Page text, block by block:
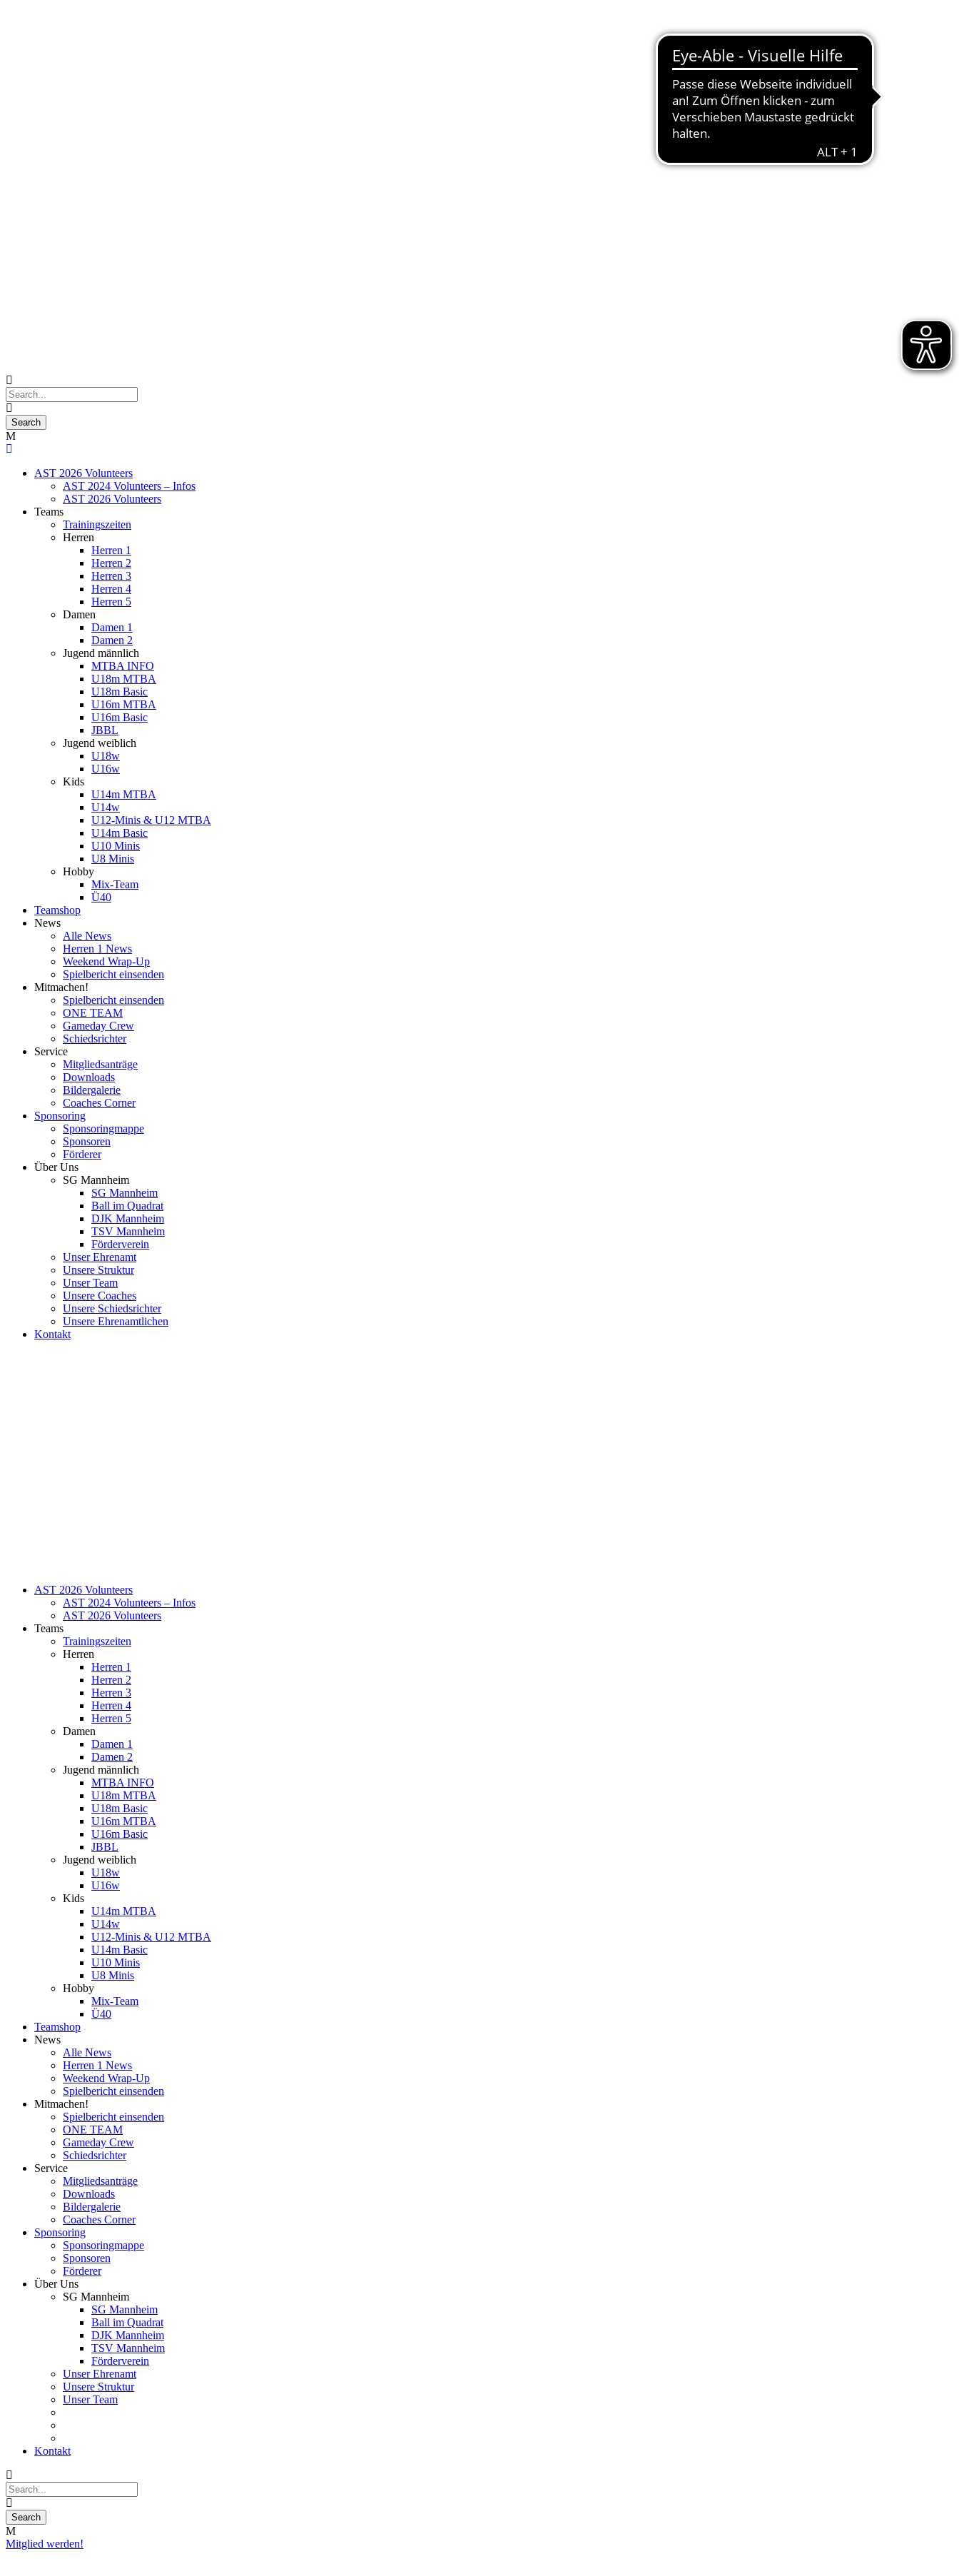
AST 2026 Volunteers
AST 2024 Volunteers – Infos
AST 2026 Volunteers
Teams
Trainingszeiten
Herren
Herren 1
Herren 2
Herren 3
Herren 4
Herren 5
Damen
Damen 1
Damen 2
Jugend männlich
MTBA INFO
U18m MTBA
U18m Basic
U16m MTBA
U16m Basic
JBBL
Jugend weiblich
U18w
U16w
Kids
U14m MTBA
U14w
U12-Minis & U12 MTBA
U14m Basic
U10 Minis
U8 Minis
Hobby
Mix-Team
Ü40
Teamshop
News
Alle News
Herren 1 News
Weekend Wrap-Up
Spielbericht einsenden
Mitmachen!
Spielbericht einsenden
ONE TEAM
Gameday Crew
Schiedsrichter
Service
Mitgliedsanträge
Downloads
Bildergalerie
Coaches Corner
Sponsoring
Sponsoringmappe
Sponsoren
Förderer
Über Uns
SG Mannheim
SG Mannheim
Ball im Quadrat
DJK Mannheim
TSV Mannheim
Förderverein
Unser Ehrenamt
Unsere Struktur
Unser Team
Unsere Coaches
Unsere Schiedsrichter
Unsere Ehrenamtlichen
Kontakt
AST 2026 Volunteers
AST 2024 Volunteers – Infos
AST 2026 Volunteers
Teams
Trainingszeiten
Herren
Herren 1
Herren 2
Herren 3
Herren 4
Herren 5
Damen
Damen 1
Damen 2
Jugend männlich
MTBA INFO
U18m MTBA
U18m Basic
U16m MTBA
U16m Basic
JBBL
Jugend weiblich
U18w
U16w
Kids
U14m MTBA
U14w
U12-Minis & U12 MTBA
U14m Basic
U10 Minis
U8 Minis
Hobby
Mix-Team
Ü40
Teamshop
News
Alle News
Herren 1 News
Weekend Wrap-Up
Spielbericht einsenden
Mitmachen!
Spielbericht einsenden
ONE TEAM
Gameday Crew
Schiedsrichter
Service
Mitgliedsanträge
Downloads
Bildergalerie
Coaches Corner
Sponsoring
Sponsoringmappe
Sponsoren
Förderer
Über Uns
SG Mannheim
SG Mannheim
Ball im Quadrat
DJK Mannheim
TSV Mannheim
Förderverein
Unser Ehrenamt
Unsere Struktur
Unser Team
Kontakt
Mitglied werden!